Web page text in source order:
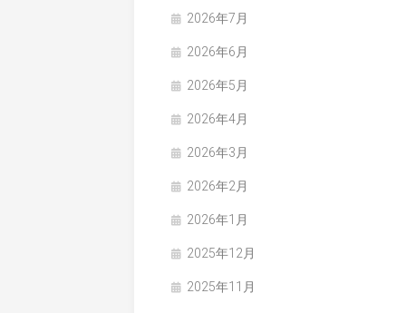
2026年7月
2026年6月
2026年5月
2026年4月
2026年3月
2026年2月
2026年1月
2025年12月
2025年11月